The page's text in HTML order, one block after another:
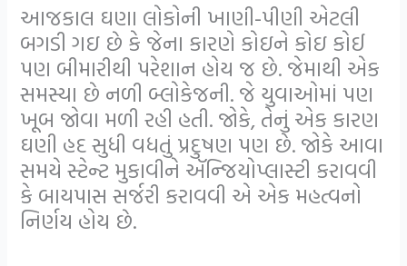
આજકાલ ઘણા લોકોની ખાણી-પીણી એટલી
બગડી ગઇ છે કે જેના કારણે કોઇને કોઇ કોઈ
પણ બીમારીથી પરેશાન હોય જ છે. જેમાથી એક
સમસ્યા છે નળી બ્લોકેજની. જે યુવાઓમાં પણ
ખૂબ જોવા મળી રહી હતી. જોકે, તેનું એક કારણ
ઘણી હદ સુધી વધતું પ્રદુષણ પણ છે. જોકે આવા
સમયે સ્ટેન્ટ મુકાવીને ઍન્જિયોપ્લાસ્ટી કરાવવી
કે બાયપાસ સર્જરી કરાવવી એ એક મહત્વનો
નિર્ણય હોય છે.